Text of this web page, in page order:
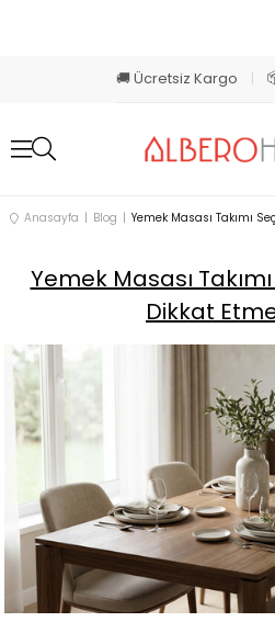
🚚 Ücretsiz Kargo
Anasayfa Blog Yemek Masası Takımı
Yemek Masası
Dikkat